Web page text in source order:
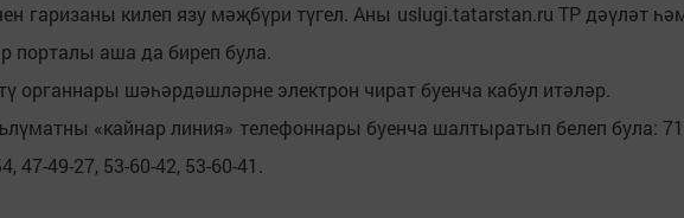
гаризаны килеп язу мәҗбүри түгел. Аны uslugi.tatarstan.ru ТР дәүләт
порталы аша да биреп була.
органнары шәһәрдәшләрне электрон чират буенча кабул итәләр.
«кайнар линия» телефоннары буенча шалтыратып белеп була:
47-49-27, 53-60-42, 53-60-41.